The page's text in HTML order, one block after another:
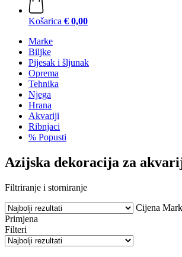
Košarica € 0,00
Marke
Biljke
Pijesak i šljunak
Oprema
Tehnika
Njega
Hrana
Akvariji
Ribnjaci
% Popusti
Azijska dekoracija za
Filtriranje i storniranje
Cijena
Primjena
Filteri